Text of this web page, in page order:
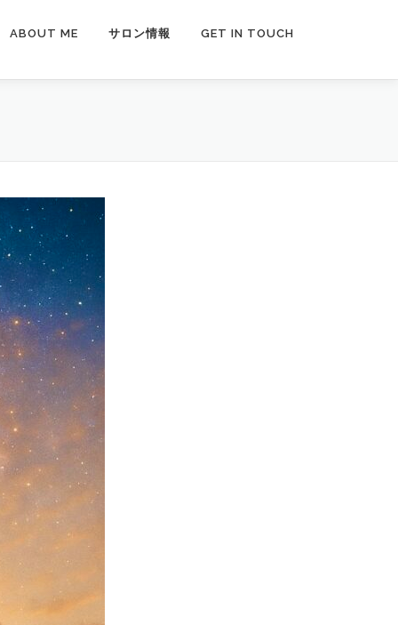
ABOUT ME サロン情報 GET IN TOUCH